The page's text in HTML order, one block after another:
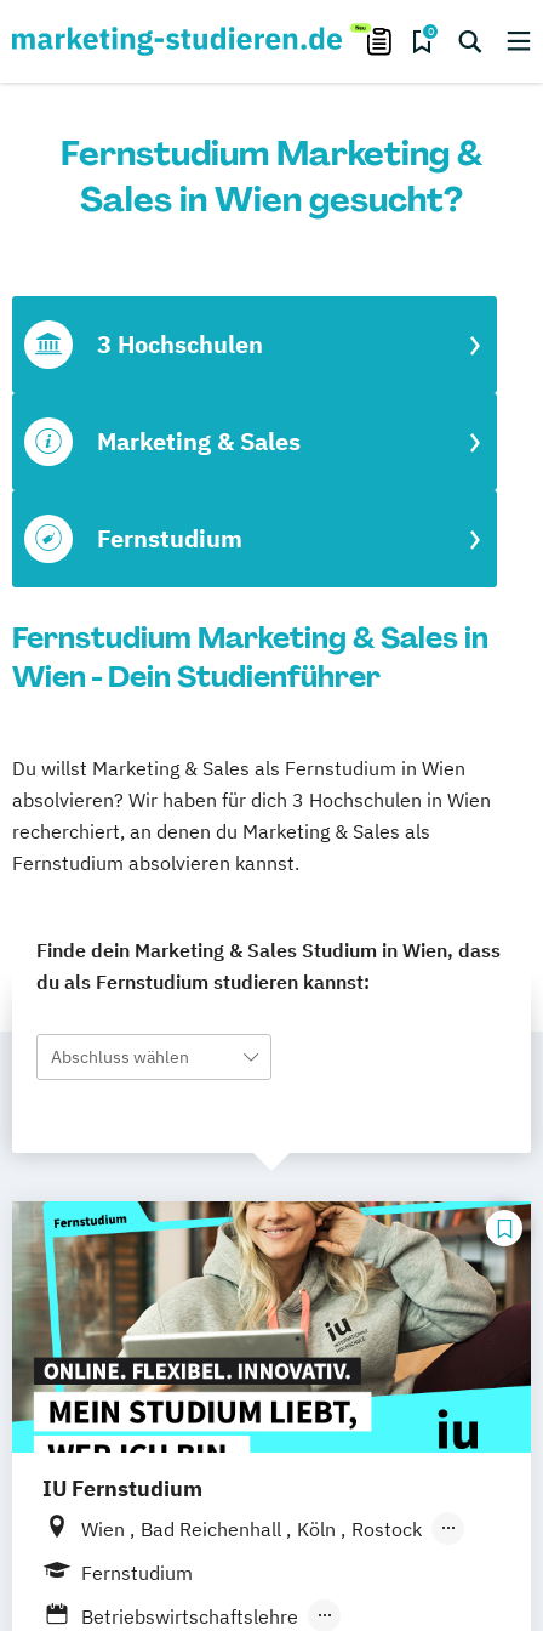
0
Fernstudium Marketing &
Sales in Wien gesucht?
Fernstudium
Marketing & Sales
3 Hochschulen
Fernstudium Marketing & Sales in
Wien - Dein Studienführer
Du willst Marketing & Sales als Fernstudium in Wien
absolvieren? Wir haben für dich 3 Hochschulen in Wien
recherchiert, an denen du Marketing & Sales als
Fernstudium absolvieren kannst.
Finde dein Marketing & Sales Studium in Wien, dass
du als Fernstudium studieren kannst:
Abschluss wählen
IU Fernstudium
Wien Bad Reichenhall Köln
Rostock
Freiburg
Fernstudium
Betriebswirtschaftslehre